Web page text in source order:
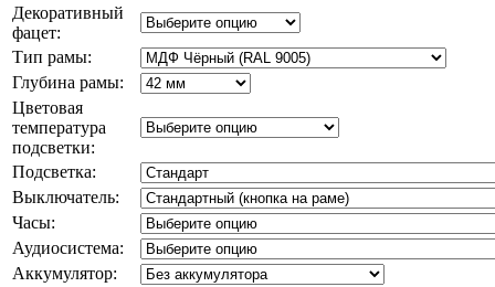
Декоративный
фацет:
Тип рамы:
Глубина рамы:
Цветовая
температура
подсветки:
Подсветка:
Выключатель:
Часы:
Аудиосистема:
Аккумулятор: